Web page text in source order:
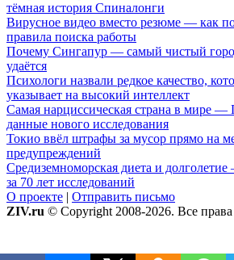
тёмная история Спиналонги
Вирусное видео вместо резюме — как
правила поиска работы
Почему Сингапур — самый чистый
удаётся
Психологи назвали редкое качество,
указывает на высокий интеллект
Самая нарциссическая страна в мире
данные нового исследования
Токио ввёл штрафы за мусор прямо на
предупреждений
Средиземноморская диета и
за 70 лет исследований
О проекте | Отправить письмо
ZIV.ru © Copyright 2008-2026. Все